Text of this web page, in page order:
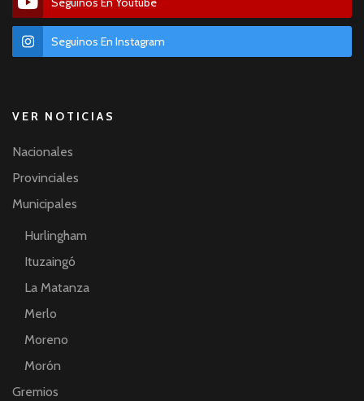
Seguinos En Instagram
VER NOTICIAS
Nacionales
Provinciales
Municipales
Hurlingham
Ituzaingó
La Matanza
Merlo
Moreno
Morón
Gremios